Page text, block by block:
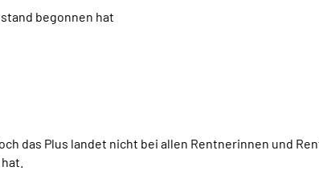
begonnen hat
das Plus landet nicht bei allen Rentnerinnen und